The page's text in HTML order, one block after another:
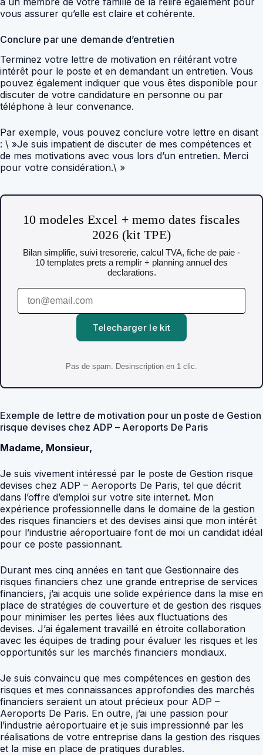
vous assurer qu’elle est claire et cohérente.
Conclure par une demande d’entretien
Terminez votre lettre de motivation en réitérant votre
intérêt pour le poste et en demandant un entretien. Vous
pouvez également indiquer que vous êtes disponible pour
discuter de votre candidature en personne ou par
téléphone à leur convenance.
Par exemple, vous pouvez conclure votre lettre en disant
: \ »Je suis impatient de discuter de mes compétences et
de mes motivations avec vous lors d’un entretien. Merci
pour votre considération.\ »
10 modeles Excel + memo dates fiscales
2026 (kit TPE)
Bilan simplifie, suivi tresorerie, calcul TVA, fiche de paie -
10 templates prets a remplir + planning annuel des
declarations.
Telecharger le kit
Pas de spam. Desinscription en 1 clic.
Exemple de lettre de motivation pour un poste de Gestion
risque devises chez ADP – Aeroports De Paris
Madame, Monsieur,
Je suis vivement intéressé par le poste de Gestion risque
devises chez ADP – Aeroports De Paris, tel que décrit
dans l’offre d’emploi sur votre site internet. Mon
expérience professionnelle dans le domaine de la gestion
des risques financiers et des devises ainsi que mon intérêt
pour l’industrie aéroportuaire font de moi un candidat idéal
pour ce poste passionnant.
Durant mes cinq années en tant que Gestionnaire des
risques financiers chez une grande entreprise de services
financiers, j’ai acquis une solide expérience dans la mise en
place de stratégies de couverture et de gestion des risques
pour minimiser les pertes liées aux fluctuations des
devises. J’ai également travaillé en étroite collaboration
avec les équipes de trading pour évaluer les risques et les
opportunités sur les marchés financiers mondiaux.
Je suis convaincu que mes compétences en gestion des
risques et mes connaissances approfondies des marchés
financiers seraient un atout précieux pour ADP –
Aeroports De Paris. En outre, j’ai une passion pour
l’industrie aéroportuaire et je suis impressionné par les
réalisations de votre entreprise dans la gestion des risques
et la mise en place de pratiques durables.